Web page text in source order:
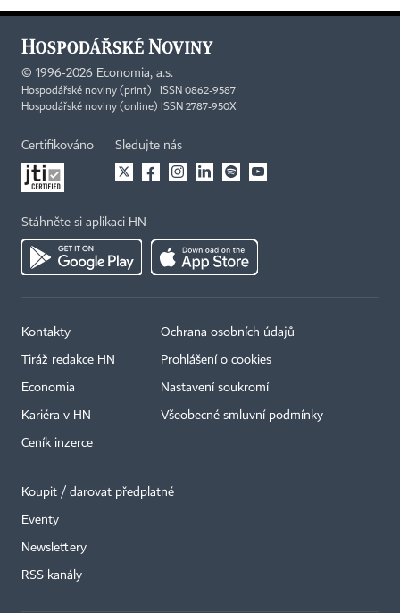
© 1996-2026 Economia, a.s.
Hospodářské noviny (print) ISSN 0862-9587
Hospodářské noviny (online) ISSN 2787-950X
Certifikováno Sledujte nás
Stáhněte si aplikaci HN
Kontakty
Tiráž redakce HN
Economia
Kariéra v HN
Ceník inzerce
Ochrana osobních údajů
Prohlášení o cookies
Nastavení soukromí
Všeobecné smluvní podmínky
Koupit / darovat předplatné
Eventy
Newslettery
RSS kanály